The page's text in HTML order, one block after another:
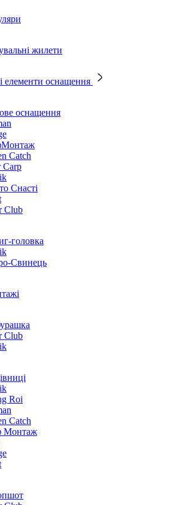
жилети
елементи оснащення
оснащення
Catch
Carp
Снасті
Club
головка
Свинець
Club
Roi
Catch
Монтаж